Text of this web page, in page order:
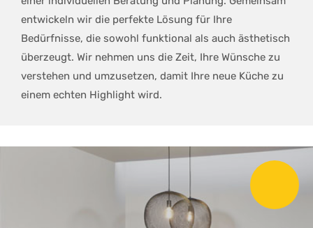
entwickeln wir die perfekte Lösung für Ihre
Bedürfnisse, die sowohl funktional als auch ästhetisch
überzeugt. Wir nehmen uns die Zeit, Ihre Wünsche zu
verstehen und umzusetzen, damit Ihre neue Küche zu
einem echten Highlight wird.